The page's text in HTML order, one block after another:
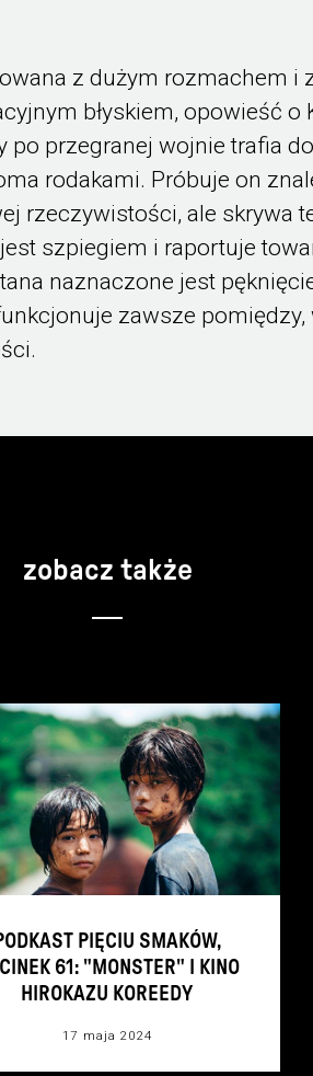
z dużym rozmachem i
błyskiem, opowieść o
po przegranej wojnie trafia do
rodakami. Próbuje on
rzeczywistości, ale skrywa
szpiegiem i raportuje
naznaczone jest
zawsze pomiędzy,
zobacz także
PIĘCIU SMAKÓW,
61: "MONSTER" I KINO
HIROKAZU KOREEDY
17 maja 2024